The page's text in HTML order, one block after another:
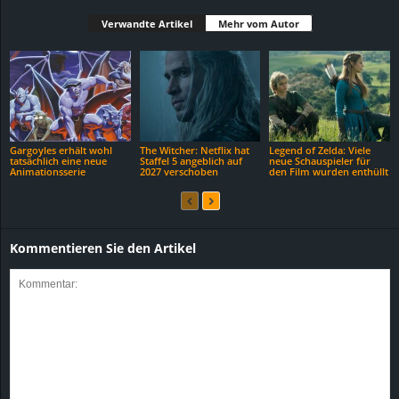
Verwandte Artikel Mehr vom Autor
Gargoyles erhält wohl
tatsächlich eine neue
Animationsserie
The Witcher: Netflix hat
Staffel 5 angeblich auf
2027 verschoben
Legend of Zelda: Viele
neue Schauspieler für
den Film wurden enthüllt
Kommentieren Sie den Artikel